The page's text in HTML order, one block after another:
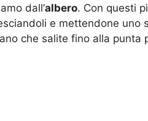
dall’albero. Con questi
e mettendone uno
che salite fino alla punta